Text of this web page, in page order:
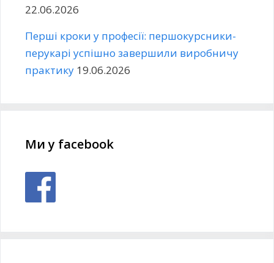
22.06.2026
Перші кроки у професії: першокурсники-
перукарі успішно завершили виробничу
практику 19.06.2026
Ми у facebook